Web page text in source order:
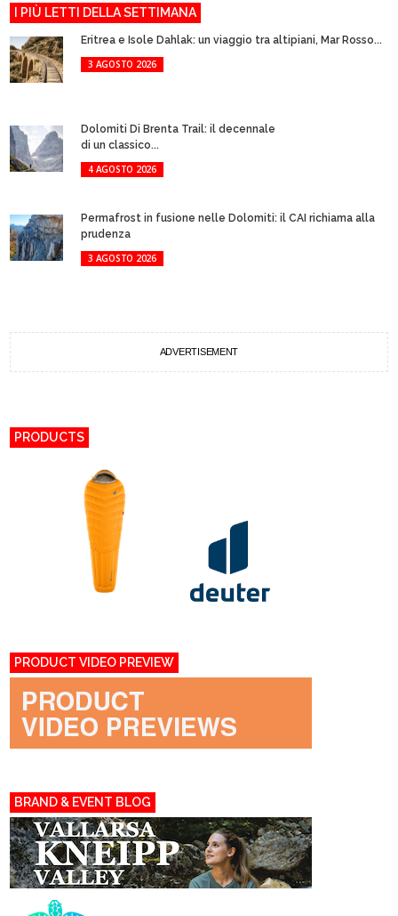
I PIÙ LETTI DELLA SETTIMANA
Eritrea e Isole Dahlak: un viaggio tra altipiani, Mar Rosso...
3 AGOSTO 2026
Dolomiti Di Brenta Trail: il decennale
di un classico...
4 AGOSTO 2026
Permafrost in fusione nelle Dolomiti: il CAI richiama alla
prudenza
3 AGOSTO 2026
ADVERTISEMENT
PRODUCTS
PRODUCT VIDEO PREVIEW
BRAND & EVENT BLOG